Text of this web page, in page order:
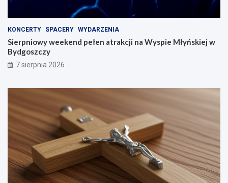
KONCERTY SPACERY WYDARZENIA
Sierpniowy weekend pełen atrakcji na Wyspie Młyńskiej w
Bydgoszczy
7 sierpnia 2026